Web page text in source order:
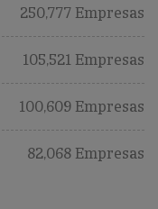
250,777 Empresas
105,521 Empresas
100,609 Empresas
82,068 Empresas